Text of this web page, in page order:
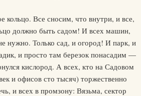
кольцо. Все сносим, что внутри, и все,
должно быть садом! И всех машин,
нужно. Только сад, и огород! И парк, и
и просто там березок понасадим —
кислород. А всех, кто на Садовом
и офисов сто тысяч) торжественно
и всех в промзону: Вязьма, сектор